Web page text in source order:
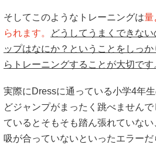
そしてこのようなトレーニングは量
られます。
どうしてうまくできな
ップはなにか？ということをしっ
らトレーニングすることが大切です
実際にDressに通っている小学4年
どジャンプがまったく跳べません
ているとそもそも踏ん張れていな
吸が合っていないといったエラーだ